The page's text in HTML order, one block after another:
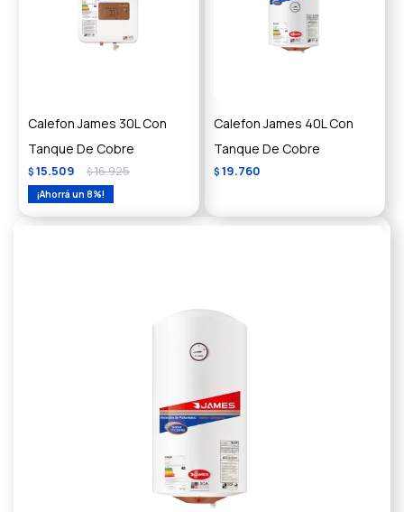
Calefon James 30L Con
Tanque De Cobre
$ 15.509 $16.925
8
Calefon James 40L Con
Tanque De Cobre
$ 19.760